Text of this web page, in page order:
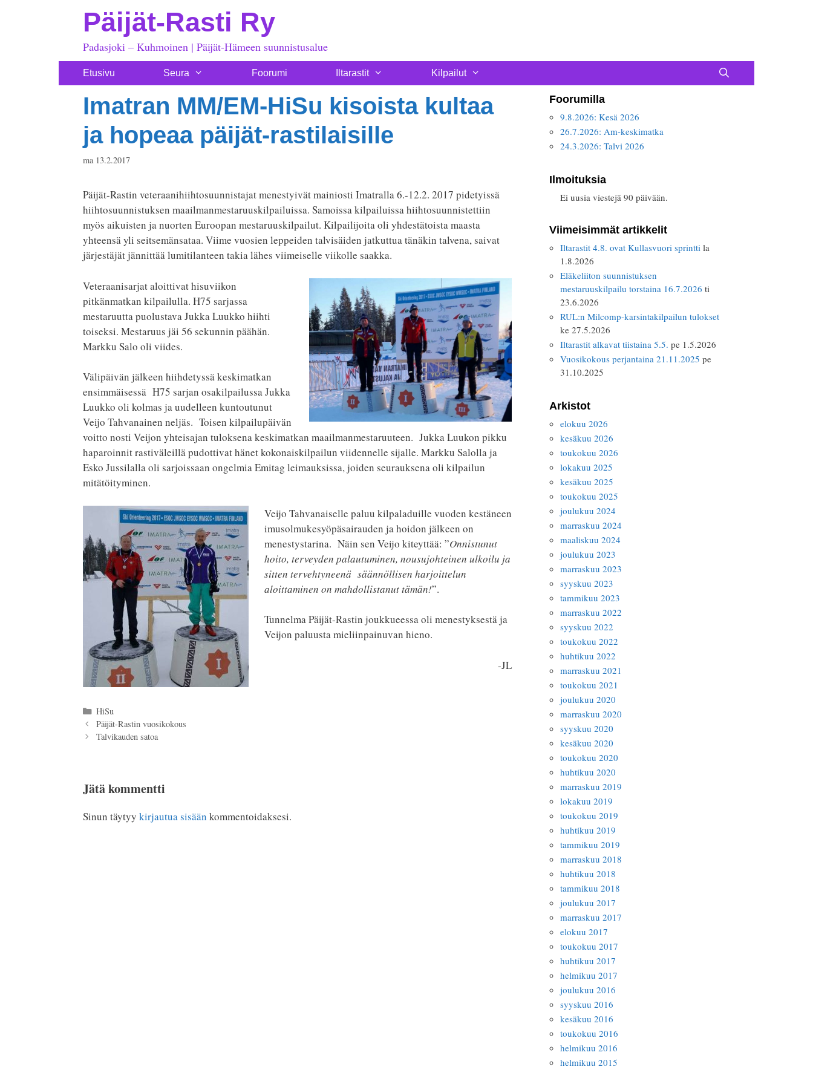
Päijät-Rasti Ry
Padasjoki – Kuhmoinen | Päijät-Hämeen suunnistusalue
Etusivu Seura Foorumi Iltarastit Kilpailut
Imatran MM/EM-HiSu kisoista kultaa
ja hopeaa päijät-rastilaisille
ma 13.2.2017
Päijät-Rastin veteraanihiihtosuunnistajat menestyivät mainiosti Imatralla 6.-12.2. 2017 pidetyissä
hiihtosuunnistuksen maailmanmestaruuskilpailuissa. Samoissa kilpailuissa hiihtosuunnistettiin
myös aikuisten ja nuorten Euroopan mestaruuskilpailut. Kilpailijoita oli yhdestätoista maasta
yhteensä yli seitsemänsataa. Viime vuosien leppeiden talvisäiden jatkuttua tänäkin talvena, saivat
järjestäjät jännittää lumitilanteen takia lähes viimeiselle viikolle saakka.
Veteraanisarjat aloittivat hisuviikon
pitkänmatkan kilpailulla. H75 sarjassa
mestaruutta puolustava Jukka Luukko hiihti
toiseksi. Mestaruus jäi 56 sekunnin päähän.
Markku Salo oli viides.
Välipäivän jälkeen hiihdetyssä keskimatkan
ensimmäisessä H75 sarjan osakilpailussa Jukka
Luukko oli kolmas ja uudelleen kuntoutunut
Veijo Tahvanainen neljäs. Toisen kilpailupäivän
voitto nosti Veijon yhteisajan tuloksena keskimatkan maailmanmestaruuteen. Jukka Luukon pikku
haparoinnit rastiväleillä pudottivat hänet kokonaiskilpailun viidennelle sijalle. Markku Salolla ja
Esko Jussilalla oli sarjoissaan ongelmia Emitag leimauksissa, joiden seurauksena oli kilpailun
mitätöityminen.
Veijo Tahvanaiselle paluu kilpaladuille vuoden kestäneen
imusolmukesyöpäsairauden ja hoidon jälkeen on
menestystarina. Näin sen Veijo kiteyttää: ”Onnistunut
hoito, terveyden palautuminen, nousujohteinen ulkoilu ja
sitten tervehtyneenä säännöllisen harjoittelun
aloittaminen on mahdollistanut tämän!”.
Tunnelma Päijät-Rastin joukkueessa oli menestyksestä ja
Veijon paluusta mieliinpainuvan hieno.
-JL
Kategoriat
HiSu
Päijät-Rastin vuosikokous
Talvikauden satoa
Jätä kommentti
Sinun täytyy kirjautua sisään kommentoidaksesi.
Foorumilla
9.8.2026: Kesä 2026
26.7.2026: Am-keskimatka
24.3.2026: Talvi 2026
Ilmoituksia
Ei uusia viestejä 90 päivään.
Viimeisimmät artikkelit
Iltarastit 4.8. ovat Kullasvuori sprintti la
1.8.2026
Eläkeliiton suunnistuksen
mestaruuskilpailu torstaina 16.7.2026 ti
23.6.2026
RUL:n Milcomp-karsintakilpailun tulokset
ke 27.5.2026
Iltarastit alkavat tiistaina 5.5. pe 1.5.2026
Vuosikokous perjantaina 21.11.2025 pe
31.10.2025
Arkistot
elokuu 2026
kesäkuu 2026
toukokuu 2026
lokakuu 2025
kesäkuu 2025
toukokuu 2025
joulukuu 2024
marraskuu 2024
maaliskuu 2024
joulukuu 2023
marraskuu 2023
syyskuu 2023
tammikuu 2023
marraskuu 2022
syyskuu 2022
toukokuu 2022
huhtikuu 2022
marraskuu 2021
toukokuu 2021
joulukuu 2020
marraskuu 2020
syyskuu 2020
kesäkuu 2020
toukokuu 2020
huhtikuu 2020
marraskuu 2019
lokakuu 2019
toukokuu 2019
huhtikuu 2019
tammikuu 2019
marraskuu 2018
huhtikuu 2018
tammikuu 2018
joulukuu 2017
marraskuu 2017
elokuu 2017
toukokuu 2017
huhtikuu 2017
helmikuu 2017
joulukuu 2016
syyskuu 2016
kesäkuu 2016
toukokuu 2016
helmikuu 2016
helmikuu 2015